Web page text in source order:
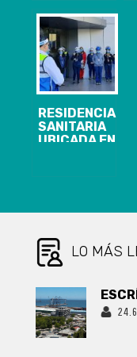
CATASTRO
REALIZADO
POR EL
MINISTERIO DE
ECONOMÍA
RESIDENCIA
SANITARIA
UBICADA EN
PERSONAS
CON COVID-19
LO MÁS